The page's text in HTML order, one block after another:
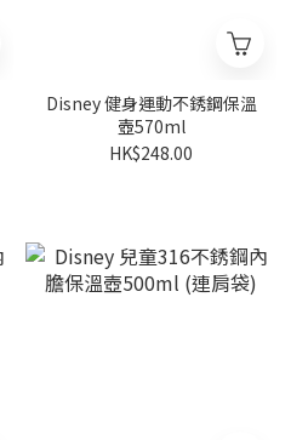
Disney 健身運動不銹鋼保溫
壺570ml
HK$248.00